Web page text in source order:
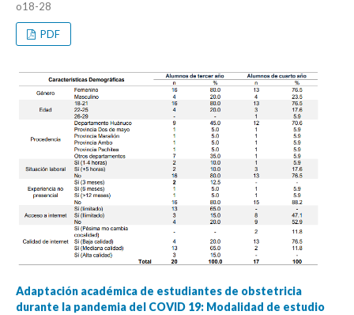
o18-28
PDF
Adaptación académica de estudiantes de obstetricia
durante la pandemia del COVID 19: Modalidad de estudio